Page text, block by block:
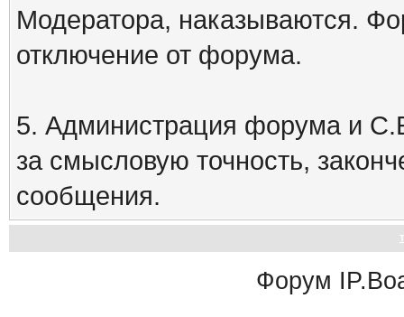
Модератора, наказываются.
отключение от форума.
5. Администрация форума и
за смысловую точность,
сообщения.
Форум